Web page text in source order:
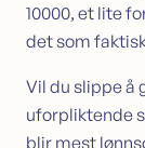
10000, et lite
det som
Vil du slippe å
uforpliktende
blir mest